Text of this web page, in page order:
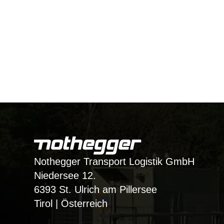
Nothegger Transport Logistik GmbH
Niedersee 12.
6393 St. Ulrich am Pillersee
Tirol | Österreich